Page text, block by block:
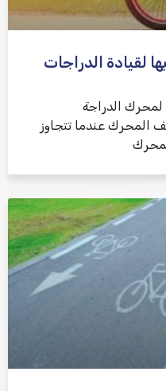
لقيادة الدراجات
لمحرك الدراجة
يتوقف المحرك عندما تتجاوز